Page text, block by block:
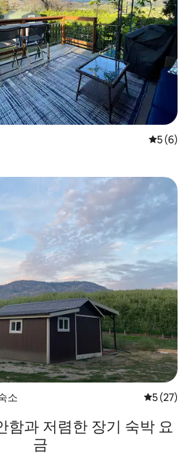
평점 5점
5 (6)
소 평점 5점
5 (27)
함과 저렴한 장기 숙박 요
금